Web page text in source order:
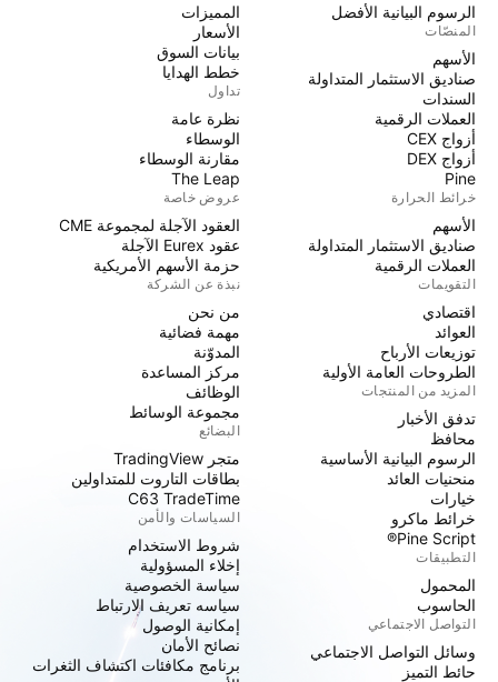
الرسوم البيانية الأفضل
المنصّات
الأسهم
صناديق الاستثمار المتداولة
السندات
العملات الرقمية
أزواج CEX
أزواج DEX
Pine
خرائط الحرارة
الأسهم
صناديق الاستثمار المتداولة
العملات الرقمية
التقويمات
اقتصادي
العوائد
توزيعات الأرباح
الطروحات العامة الأولية
المزيد من المنتجات
تدفق الأخبار
محافظ
الرسوم البيانية الأساسية
منحنيات العائد
خيارات
خرائط ماكرو
Pine Script®
التطبيقات
المحمول
الحاسوب
التواصل الاجتماعي
وسائل التواصل الاجتماعي
حائط التميز
المميزات
الأسعار
بيانات السوق
خطط الهدايا
تداول
نظرة عامة
الوسطاء
مقارنة الوسطاء
The Leap
عروض خاصة
العقود الآجلة لمجموعة CME
عقود Eurex الآجلة
حزمة الأسهم الأمريكية
نبذة عن الشركة
من نحن
مهمة فضائية
المدوّنة
مركز المساعدة
الوظائف
مجموعة الوسائط
البضائع
متجر TradingView
بطاقات التاروت للمتداولين
C63 TradeTime
السياسات والأمن
شروط الاستخدام
إخلاء المسؤولية
سياسة الخصوصية
سياسه تعريف الارتباط
إمكانية الوصول
نصائح الأمان
برنامج مكافئات اكتشاف الثغرات